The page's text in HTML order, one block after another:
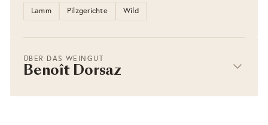
Lamm Pilzgerichte Wild
ÜBER DAS WEINGUT
Benoît Dorsaz